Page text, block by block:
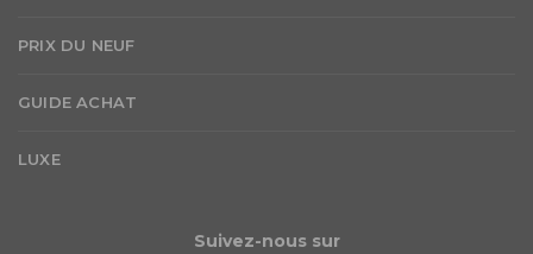
PRIX DU NEUF
GUIDE ACHAT
LUXE
Suivez-nous sur